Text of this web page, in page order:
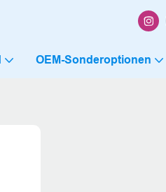
OEM-Sonderoptionen